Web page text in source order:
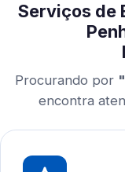
Serviços de
Procurando por
encontra